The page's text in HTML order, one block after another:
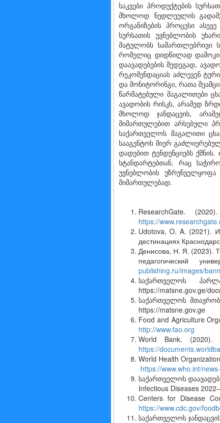
საკვები პროდუქტების
მხოლოდ ნედლეულის
ორგანიზების პროცესი
სურსათის უვნებლობის
მატულობს სამართლებრივი
რომელიც დიდწილად
დაავადებების შედეგად,
რეკომენდაციას აძლევენ
და მონიტორინგი, რათა
წარმატებული მაგალითები
ავადობის რისკს, არამედ
მხოლოდ ჯანდაცვის,
მიმართულებით არსებული
საქართველოს მაგალითი
სააგენტოს მიერ
დადებით ტენდენციებს
სტანდარტებთან, რაც
უვნებლობის
მიმართულებად.
ResearchGate.
https://
Udotova, O. A. (2021).
дестинациях
Денисова, Н. Я. (2023).
педагогический
publishing.ru/images/
საქართველოს
https://matsne.gov.ge/
საქართველოს
https://matsne.gov.ge
Food and Agriculture
http://www.fao.org
World Bank.
https://
World Health
https://www.who.int/
საქართველოს
Infectious Diseases
Centers for Disease
https://www.cdc.gov/
საქართველოს